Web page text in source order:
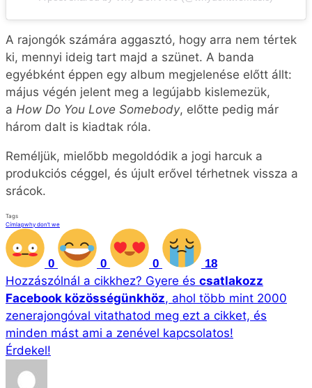
A rajongók számára aggasztó, hogy arra nem tértek
ki, mennyi ideig tart majd a szünet. A banda
egyébként éppen egy album megjelenése előtt állt:
május végén jelent meg a legújabb kislemezük,
a How Do You Love Somebody, előtte pedig már
három dalt is kiadtak róla.
Reméljük, mielőbb megoldódik a jogi harcuk a
produkciós céggel, és újult erővel térhetnek vissza a
srácok.
Tags
Címlapwhy don’t we
0 0 0 18
Hozzászólnál a cikkhez? Gyere és csatlakozz
Facebook közösségünkhöz, ahol több mint 2000
zenerajongóval vitathatod meg ezt a cikket, és
minden mást ami a zenével kapcsolatos!
Érdekel!